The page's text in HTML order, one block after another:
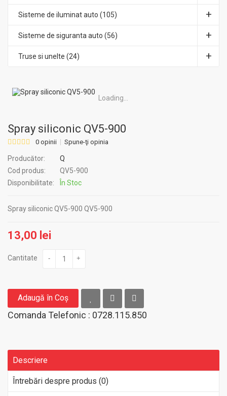
Sisteme de iluminat auto (105)
Sisteme de siguranta auto (56)
Truse si unelte (24)
Loading...
Spray siliconic QV5-900
0 opinii Spune-ţi opinia
Producător:
Q
Cod produs:
QV5-900
Disponibilitate:
În Stoc
Spray siliconic QV5-900 QV5-900
13,00 lei
Cantitate - +
Adaugă în Coş
Comanda Telefonic : 0728.115.850
Descriere
Întrebări despre produs (0)